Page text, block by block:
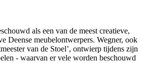
als een van de meest creatieve,
Deense meubelontwerpers. Wegner, ook
van de Stoel’, ontwierp tijdens zijn
- waarvan er vele worden beschouwd